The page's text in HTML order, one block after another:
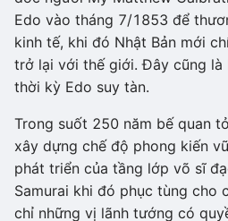
Edo vào tháng 7/1853 để
kinh tế, khi đó Nhật Bản mới
trở lại với thế giới. Đây cũng là
thời kỳ Edo suy tàn.
Trong suốt 250 năm bế quan
xây dựng chế độ phong kiến
phát triển của tầng lớp võ sĩ
Samurai khi đó phục tùng cho
chỉ những vị lãnh tướng có